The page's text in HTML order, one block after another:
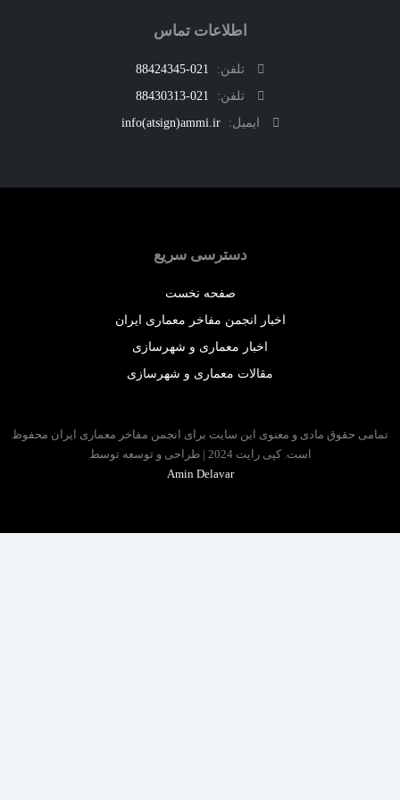
اطلاعات تماس
تلفن:
021-88424345
تلفن:
021-88430313
ایمیل:
info(atsign)ammi.ir
دسترسی سریع
صفحه نخست
اخبار انجمن مفاخر معماری ایران
اخبار معماری و شهرسازی
مقالات معماری و شهرسازی
حقوق مادی و معنوی این سایت برای انجمن مفاخر معماری ایران محفوظ
است. کپی رایت 2024 | طراحی و توسعه توسط
Amin Delavar